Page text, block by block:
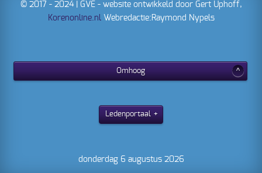
© 2017 - 2024 | GVE - website ontwikkeld door Gert Uphoff,
Korenonline.nlWebredactie:Raymond Nypels
Omhoog
Ledenportaal
donderdag 6 augustus 2026